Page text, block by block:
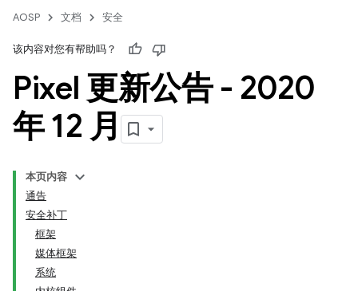
AOSP 文档 安全
该内容对您有帮助吗？
Pixel 更新公告 - 2020
年 12 月
本页内容
通告
安全补丁
框架
媒体框架
系统